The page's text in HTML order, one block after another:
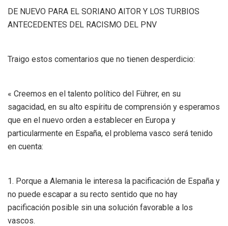
DE NUEVO PARA EL SORIANO AITOR Y LOS TURBIOS
ANTECEDENTES DEL RACISMO DEL PNV
Traigo estos comentarios que no tienen desperdicio:
« Creemos en el talento político del Führer, en su
sagacidad, en su alto espíritu de comprensión y esperamos
que en el nuevo orden a establecer en Europa y
particularmente en España, el problema vasco será tenido
en cuenta:
1. Porque a Alemania le interesa la pacificación de España y
no puede escapar a su recto sentido que no hay
pacificación posible sin una solución favorable a los
vascos.